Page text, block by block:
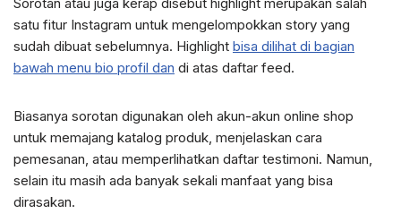
satu fitur Instagram untuk mengelompokkan story yang
sudah dibuat sebelumnya. Highlight bisa dilihat di bagian
bawah menu bio profil dan di atas daftar feed.
Biasanya sorotan digunakan oleh akun-akun online shop
untuk memajang katalog produk, menjelaskan cara
pemesanan, atau memperlihatkan daftar testimoni. Namun,
selain itu masih ada banyak sekali manfaat yang bisa
dirasakan.